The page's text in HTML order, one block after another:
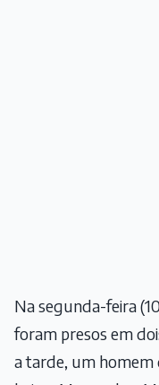
Na segunda-feira
foram presos em
a tarde, um homem